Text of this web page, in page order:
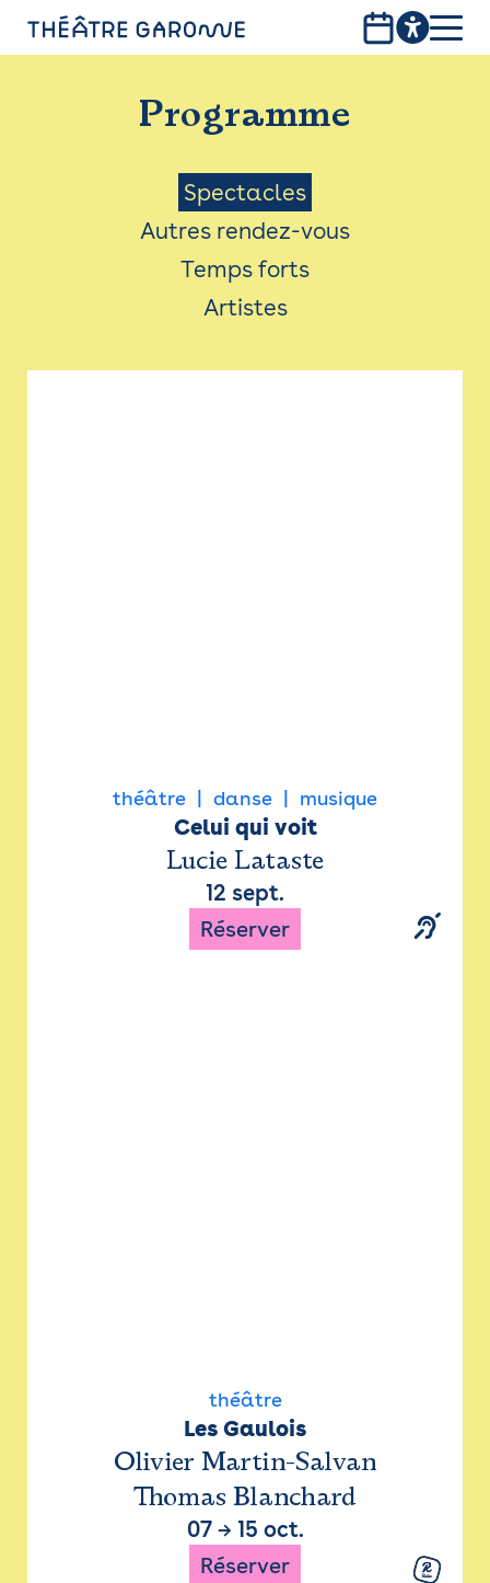
PROGRAMME
INFOS PRATIQUES
AVEC LES PUBLICS
ACCESSIBILITÉ
LES PRODUCTIONS
Programme
Menu
Saison
Spectacles
Autres rendez-vous
Temps forts
Artistes
théâtre danse musique
Celui qui voit
Lucie Lataste
12 sept.
Réserver
théâtre
Les Gaulois
Olivier Martin-Salvan
Thomas Blanchard
07→ 15 oct.
Réserver